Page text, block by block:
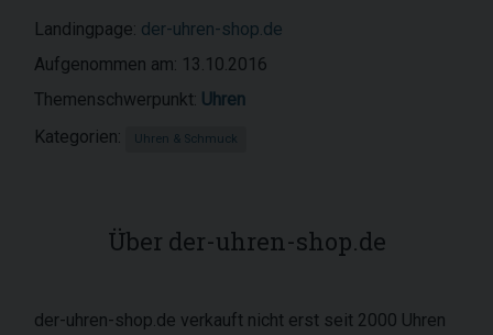
Landingpage: der-uhren-shop.de
Aufgenommen am: 13.10.2016
Themenschwerpunkt: Uhren
Kategorien:
Uhren & Schmuck
Über der-uhren-shop.de
der-uhren-shop.de verkauft nicht erst seit 2000 Uhren